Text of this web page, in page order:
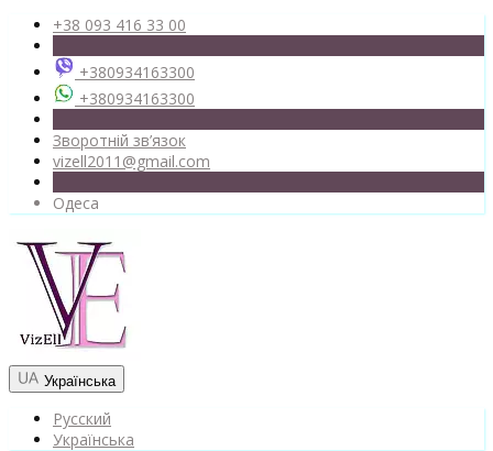
+38 093 416 33 00
+380934163300
+380934163300
Зворотній зв’язок
vizell2011@gmail.com
Одеса
Українська
Русский
Українська